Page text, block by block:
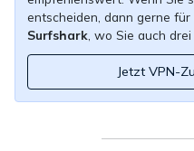
entscheiden, dann gerne für
Surfshark, wo Sie auch
Jetzt VPN-